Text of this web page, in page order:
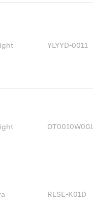
YLYYD-0011
RLSE-K01D